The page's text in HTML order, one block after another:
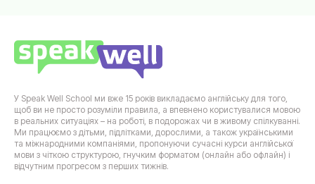
У Speak Well School ми вже 15 років викладаємо англійську для того,
щоб ви не просто розуміли правила, а впевнено користувалися мовою
в реальних ситуаціях – на роботі, в подорожах чи в живому спілкуванні.
Ми працюємо з дітьми, підлітками, дорослими, а також українськими
та міжнародними компаніями, пропонуючи сучасні курси англійської
мови з чіткою структурою, гнучким форматом (онлайн або офлайн) і
відчутним прогресом з перших тижнів.